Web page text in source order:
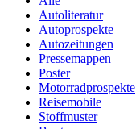
Autoliteratur
Autoprospekte
Autozeitungen
Pressemappen
Poster
Motorradprospekte
Reisemobile
Stoffmuster